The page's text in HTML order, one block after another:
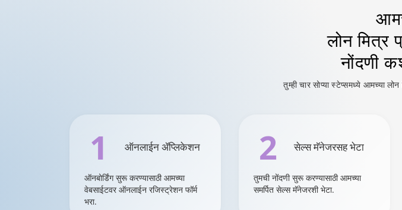
लोन मित्र
नोंदणी
तुम्ही चार सोप्या स्टेप्समध्ये आमच्या
1 ऑनलाईन ॲप्लिकेशन
ऑनबोर्डिंग सुरू करण्यासाठी आमच्या
वेबसाईटवर ऑनलाईन रजिस्ट्रेशन फॉर्म
भरा.
2 सेल्स मॅनेजरसह भेटा
तुमची नोंदणी सुरू करण्यासाठी आमच्या
समर्पित सेल्स मॅनेजरशी भेटा.